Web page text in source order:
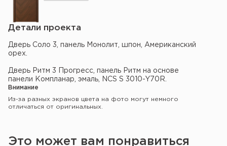
Детали проекта
Дверь Соло 3, панель Монолит, шпон, Американский
орех.
Дверь Ритм 3 Прогресс, панель Ритм на основе
панели Компланар, эмаль, NCS S 3010-Y70R.
Внимание
Из-за разных экранов цвета на фото могут немного
отличаться от оригинальных.
Это может вам понравиться